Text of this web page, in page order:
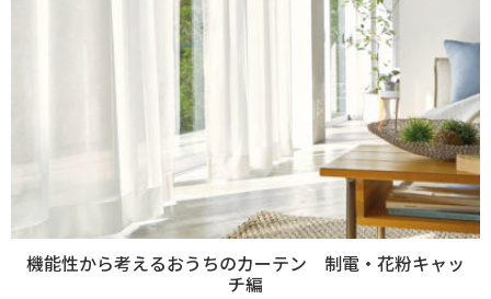
機能性から考えるおうちのカーテン 制電・花粉キャッ
チ編